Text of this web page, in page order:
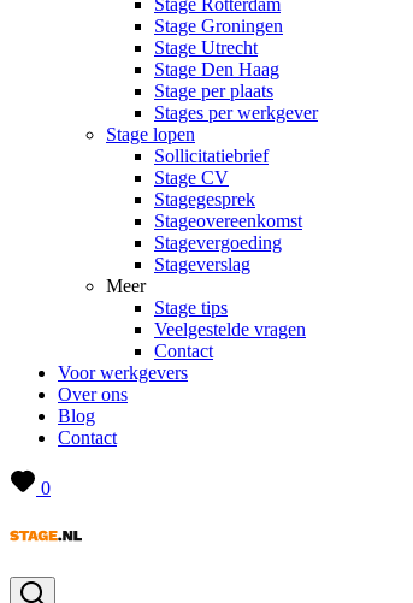
Stage Rotterdam
Stage Groningen
Stage Utrecht
Stage Den Haag
Stage per plaats
Stages per werkgever
Stage lopen
Sollicitatiebrief
Stage CV
Stagegesprek
Stageovereenkomst
Stagevergoeding
Stageverslag
Meer
Stage tips
Veelgestelde vragen
Contact
Voor werkgevers
Over ons
Blog
Contact
0